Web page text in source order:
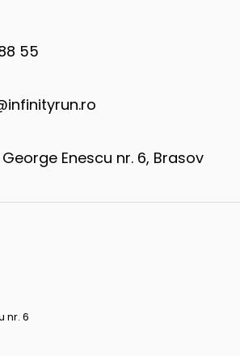
55
Enescu nr. 6, Brasov
nr. 6